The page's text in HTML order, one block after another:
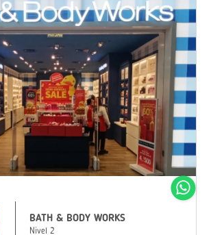
BATH & BODY WORKS
Nivel 2